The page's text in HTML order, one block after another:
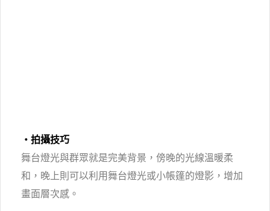
・拍攝技巧
舞台燈光與群眾就是完美背景，傍晚的光線溫暖柔
和，晚上則可以利用舞台燈光或小帳篷的燈影，增加
畫面層次感。